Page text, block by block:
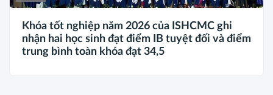
Khóa tốt nghiệp năm 2026 của ISHCMC ghi
nhận hai học sinh đạt điểm IB tuyệt đối và điểm
trung bình toàn khóa đạt 34,5